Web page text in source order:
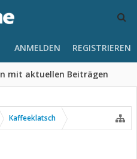
mit aktuellen Beiträgen
ANMELDEN REGISTRIEREN
Kaffeeklatsch